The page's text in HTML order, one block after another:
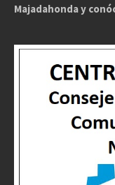
Majadahonda y